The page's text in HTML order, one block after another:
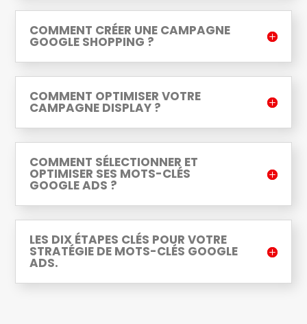
COMMENT CRÉER UNE CAMPAGNE
GOOGLE SHOPPING ?
COMMENT OPTIMISER VOTRE
CAMPAGNE DISPLAY ?
COMMENT SÉLECTIONNER ET
OPTIMISER SES MOTS-CLÉS
GOOGLE ADS ?
LES DIX ÉTAPES CLÉS POUR VOTRE
STRATÉGIE DE MOTS-CLÉS GOOGLE
ADS.